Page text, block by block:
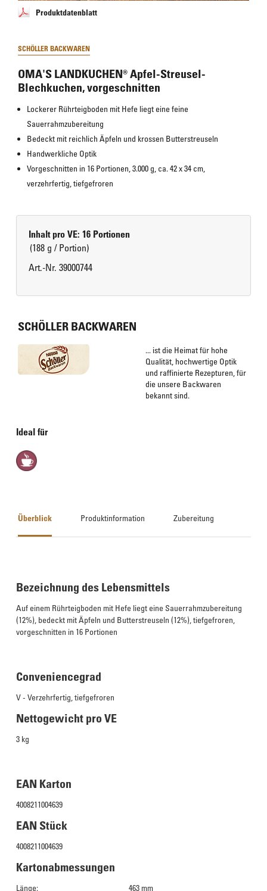
Produktdatenblatt
SCHÖLLER BACKWAREN
OMA'S LANDKUCHEN® Apfel-Streusel-
Blechkuchen, vorgeschnitten
Lockerer Rührteigboden mit Hefe liegt eine feine
Sauerrahmzubereitung
Bedeckt mit reichlich Äpfeln und krossen Butterstreuseln
Handwerkliche Optik
Vorgeschnitten in 16 Portionen, 3.000 g, ca. 42 x 34 cm,
verzehrfertig, tiefgefroren
Inhalt pro VE: 16 Portionen
(188 g / Portion)
Art.-Nr. 39000744
SCHÖLLER BACKWAREN
... ist die Heimat für hohe
Qualität, hochwertige Optik
und raffinierte Rezepturen, für
die unsere Backwaren
bekannt sind.
Ideal für
Überblick Produktinformation Zubereitung
Bezeichnung des Lebensmittels
Auf einem Rührteigboden mit Hefe liegt eine Sauerrahmzubereitung
(12%), bedeckt mit Äpfeln und Butterstreuseln (12%), tiefgefroren,
vorgeschnitten in 16 Portionen
Conveniencegrad
V - Verzehrfertig, tiefgefroren
Nettogewicht pro VE
3 kg
EAN Karton
4008211004639
EAN Stück
4008211004639
Kartonabmessungen
Länge: 463 mm